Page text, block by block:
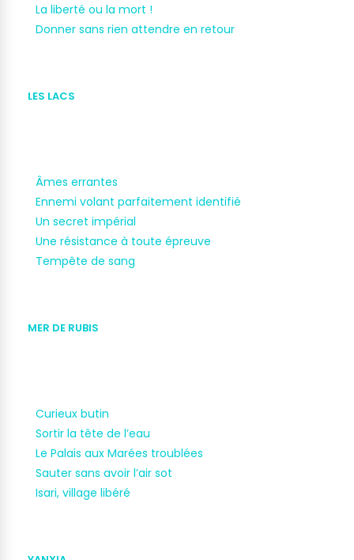
La liberté ou la mort !
Donner sans rien attendre en retour
LES LACS
Âmes errantes
Ennemi volant parfaitement identifié
Un secret impérial
Une résistance à toute épreuve
Tempête de sang
MER DE RUBIS
Curieux butin
Sortir la tête de l’eau
Le Palais aux Marées troublées
Sauter sans avoir l’air sot
Isari, village libéré